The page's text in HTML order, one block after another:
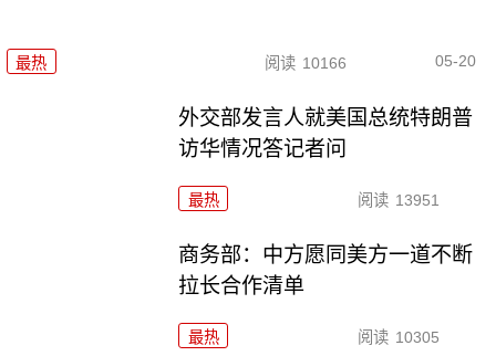
最热 阅读 10166 05-20
外交部发言人就美国总统特朗普
访华情况答记者问
最热 阅读 13951
商务部：中方愿同美方一道不断
拉长合作清单
最热 阅读 10305